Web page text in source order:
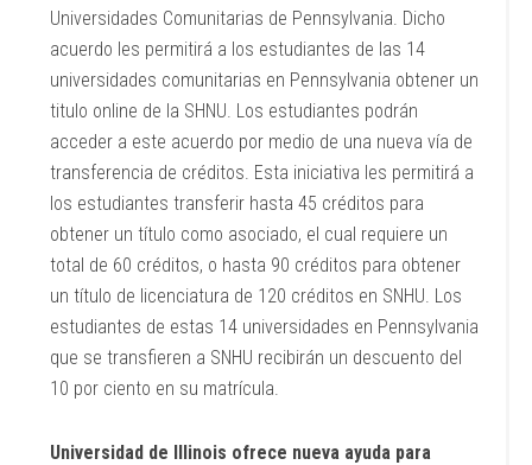
Universidades Comunitarias de Pennsylvania. Dicho
acuerdo les permitirá a los estudiantes de las 14
universidades comunitarias en Pennsylvania obtener un
titulo online de la SHNU. Los estudiantes podrán
acceder a este acuerdo por medio de una nueva vía de
transferencia de créditos. Esta iniciativa les permitirá a
los estudiantes transferir hasta 45 créditos para
obtener un título como asociado, el cual requiere un
total de 60 créditos, o hasta 90 créditos para obtener
un título de licenciatura de 120 créditos en SNHU. Los
estudiantes de estas 14 universidades en Pennsylvania
que se transfieren a SNHU recibirán un descuento del
10 por ciento en su matrícula.
Universidad de Illinois ofrece nueva ayuda para